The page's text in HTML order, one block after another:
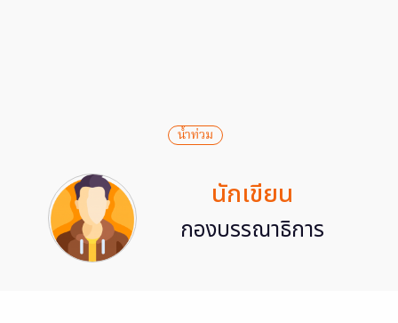
น้ำท่วม
นักเขียน
กองบรรณาธิการ